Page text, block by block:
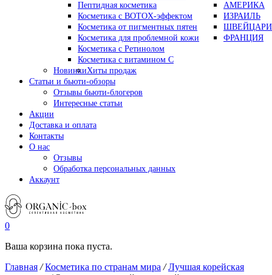
Пептидная косметика
Косметика с BOTOX-эффектом
Косметика от пигментных пятен
Косметика для проблемной кожи
Косметика с Ретинолом
Косметика с витамином С
АМЕРИКА
ИЗРАИЛЬ
ФРАНЦИЯ
НовинкиХиты продаж
Статьи и бьюти-обзоры
Отзывы бьюти-блогеров
Интересные статьи
Акции
Доставка и оплата
Контакты
О нас
Отзывы
Обработка персональных данных
Аккаунт
0
Ваша корзина пока пуста.
Главная /Косметика по странам мира /Лучшая корейская